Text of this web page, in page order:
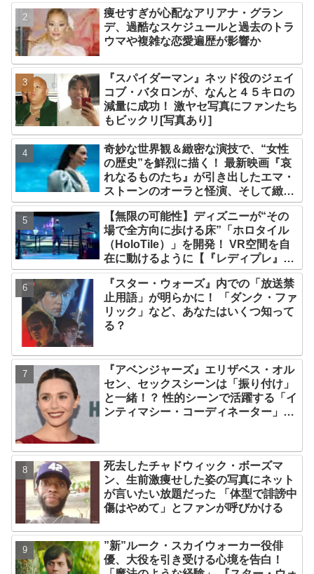
痩せすぎが心配なアリアナ・グラン
デ、過酷なスケジュールと過去のトラ
ウマや複雑な恋愛遍歴が影響か
『スパイダーマン』ネッド役のジェイ
コブ・バタロンが、なんと４５キロの
減量に成功！ 激ヤセ写真にファンたち
もビックリ[写真あり]
奇妙な世界観＆緻密な演技で、“女性
の歴史”を鮮烈に描く！ 最新映画『哀
れなるものたち』が引き出したエマ・
ストーンのオーラと怪演、そして緻密
すぎる演技力！ これは女性の“自由意
志”の物語［レビュー＆解説］
【無限の可能性】ディズニーが“その
場で全方向に歩ける床”「ホロタイル
（HoloTile）」を開発！ VR空間を自
在に動けるように【『レディプレ』実
現への大きな一歩？】
『スター・ウォーズ』内での「放送禁
止用語」が明らかに！ 「ダンク・ファ
リック」など、あなたはいくつ知って
る？
『アベンジャーズ』エリザベス・オル
セン、セックスシーンは「振り付け」
と一緒！？ 性的シーンで活躍する「イ
ンティマシー・コーディネーター」の
死去したチャドウィック・ボーズマ
ン、生前激痩せした姿の写真にネット
が言いたい放題だった 「体型で誹謗中
傷はやめて」とファンが呼びかける
”新”ルーク・スカイウォーカー役俳
優、大役を引き受ける心境を告白！